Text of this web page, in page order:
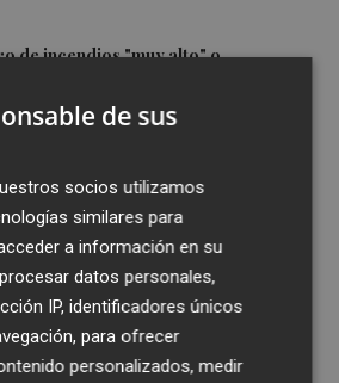
de incendios "muy alto" o
comenzando a ver el equipo que
Liga”
un avión y más de 100 brigadas se
por un incendio forestal
de sus
socios utilizamos
similares para
a información en su
datos personales,
IP, identificadores únicos
para ofrecer
personalizados, medir